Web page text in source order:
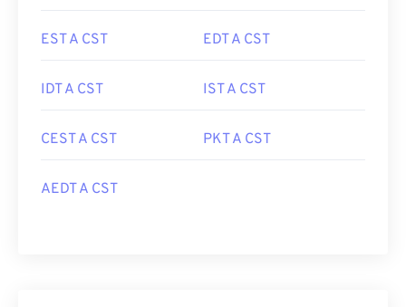
EST A CST EDT A CST
IDT A CST IST A CST
CEST A CST PKT A CST
AEDT A CST